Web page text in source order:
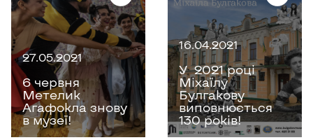
27.05.2021
6 червня
Метелик
Агафокла знову
в музеї!
16.04.2021
У 2021 році
Міхаїлу
Булгакову
виповнюється
130 років!